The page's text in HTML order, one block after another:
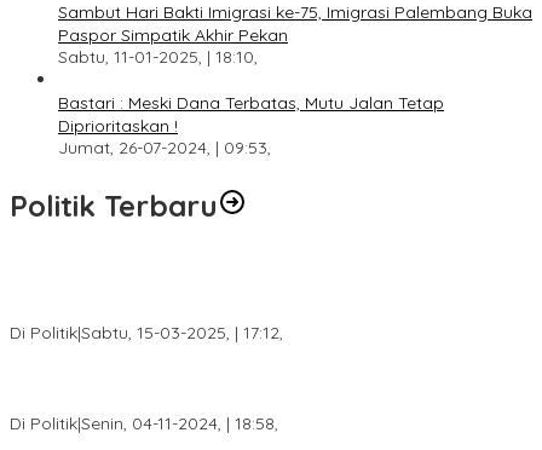
Sambut Hari Bakti Imigrasi ke-75, Imigrasi Palembang Buka
Paspor Simpatik Akhir Pekan
Sabtu, 11-01-2025, | 18:10,
Bastari : Meski Dana Terbatas, Mutu Jalan Tetap
Diprioritaskan !
Jumat, 26-07-2024, | 09:53,
Politik Terbaru
Di Politik|Sabtu, 15-03-2025, | 17:12,
Di Politik|Senin, 04-11-2024, | 18:58,